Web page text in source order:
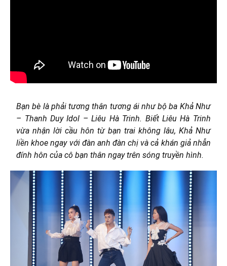
Bạn bè là phải tương thân tương ái như bộ ba Khả Như
– Thanh Duy Idol – Liêu Hà Trinh. Biết Liêu Hà Trinh
vừa nhận lời cầu hôn từ bạn trai không lâu, Khả Như
liền khoe ngay với đàn anh đàn chị và cả khán giả nhẫn
đính hôn của cô bạn thân ngay trên sóng truyền hình.